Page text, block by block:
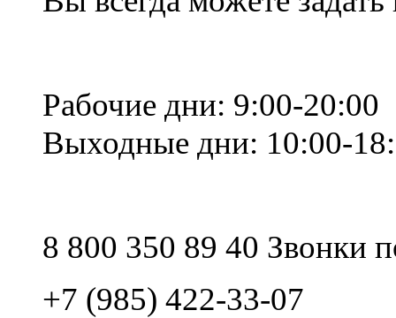
Рабочие дни: 9:00-20:00
Выходные дни: 10:00-
8 800 350 89 40 Звонки
+7 (985) 422-33-07